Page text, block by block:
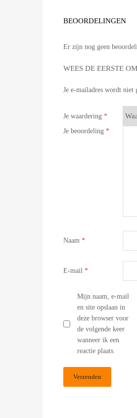
BEOORDELINGEN
Er zijn nog geen
WEES DE EERSTE
Je e-mailadres wordt niet
Je waardering *
Je beoordeling *
Naam *
E-mail *
Mijn naam, e-mail
en site opslaan in
deze browser voor
de volgende keer
wanneer ik een
reactie plaats.